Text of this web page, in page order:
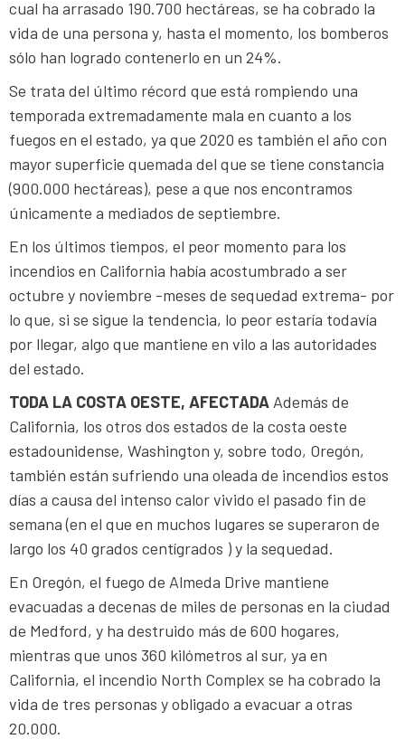
cual ha arrasado 190.700 hectáreas, se ha cobrado la
vida de una persona y, hasta el momento, los bomberos
sólo han logrado contenerlo en un 24%.
Se trata del último récord que está rompiendo una
temporada extremadamente mala en cuanto a los
fuegos en el estado, ya que 2020 es también el año con
mayor superficie quemada del que se tiene constancia
(900.000 hectáreas), pese a que nos encontramos
únicamente a mediados de septiembre.
En los últimos tiempos, el peor momento para los
incendios en California había acostumbrado a ser
octubre y noviembre -meses de sequedad extrema- por
lo que, si se sigue la tendencia, lo peor estaría todavía
por llegar, algo que mantiene en vilo a las autoridades
del estado.
TODA LA COSTA OESTE, AFECTADA Además de
California, los otros dos estados de la costa oeste
estadounidense, Washington y, sobre todo, Oregón,
también están sufriendo una oleada de incendios estos
días a causa del intenso calor vivido el pasado fin de
semana (en el que en muchos lugares se superaron de
largo los 40 grados centígrados ) y la sequedad.
En Oregón, el fuego de Almeda Drive mantiene
evacuadas a decenas de miles de personas en la ciudad
de Medford, y ha destruido más de 600 hogares,
mientras que unos 360 kilómetros al sur, ya en
California, el incendio North Complex se ha cobrado la
vida de tres personas y obligado a evacuar a otras
20.000.